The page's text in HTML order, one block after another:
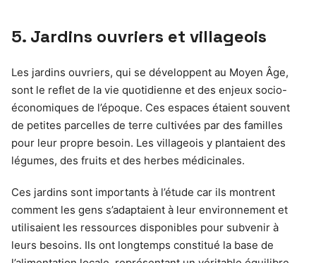
5. Jardins ouvriers et villageois
Les jardins ouvriers, qui se développent au Moyen Âge,
sont le reflet de la vie quotidienne et des enjeux socio-
économiques de l’époque. Ces espaces étaient souvent
de petites parcelles de terre cultivées par des familles
pour leur propre besoin. Les villageois y plantaient des
légumes, des fruits et des herbes médicinales.
Ces jardins sont importants à l’étude car ils montrent
comment les gens s’adaptaient à leur environnement et
utilisaient les ressources disponibles pour subvenir à
leurs besoins. Ils ont longtemps constitué la base de